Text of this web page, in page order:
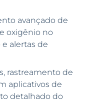
avançado de
oxigênio no
alertas de
rastreamento de
aplicativos de
detalhado do